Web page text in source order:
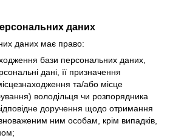
даних
даних має право:
бази персональних даних,
дані, її призначення
та/або місце
володільця чи розпорядника
доручення щодо отримання
ним особам, крім випадків,